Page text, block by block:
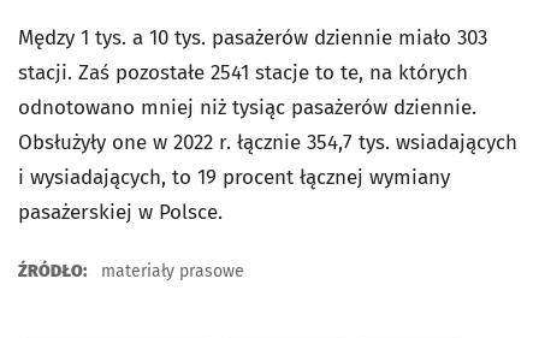
Mędzy 1 tys. a 10 tys. pasażerów dziennie miało 303
stacji. Zaś pozostałe 2541 stacje to te, na których
odnotowano mniej niż tysiąc pasażerów dziennie.
Obsłużyły one w 2022 r. łącznie 354,7 tys. wsiadających
i wysiadających, to 19 procent łącznej wymiany
pasażerskiej w Polsce.
ŹRÓDŁO: materiały prasowe